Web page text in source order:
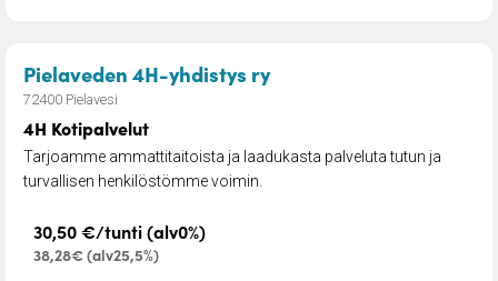
Pielaveden 4H-yhdistys ry– 4H Kotipalvelut
72400 Pielavesi
4H Kotipalvelut
Tarjoamme ammattitaitoista ja laadukasta palveluta tutun ja
turvallisen henkilöstömme voimin.
30,50 €/tunti (alv0%)
38,28€ (alv25,5%)